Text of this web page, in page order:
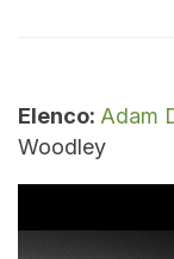
Elenco: Adam
Woodley